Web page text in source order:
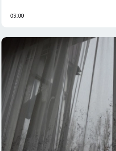
03:00